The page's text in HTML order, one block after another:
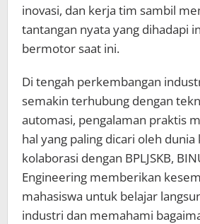
inovasi, dan kerja tim sambil
tantangan nyata yang dihadapi
bermotor saat ini.
Di tengah perkembangan
semakin terhubung dengan
automasi, pengalaman praktis
hal yang paling dicari oleh dunia
kolaborasi dengan BPLJSKB,
Engineering memberikan
mahasiswa untuk belajar
industri dan memahami